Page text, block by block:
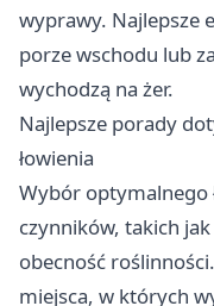
wyprawy. Najlepsze
porze wschodu lub
wychodzą na żer.
Najlepsze porady
łowienia
Wybór optymalnego
czynników, takich
obecność
miejsca, w których